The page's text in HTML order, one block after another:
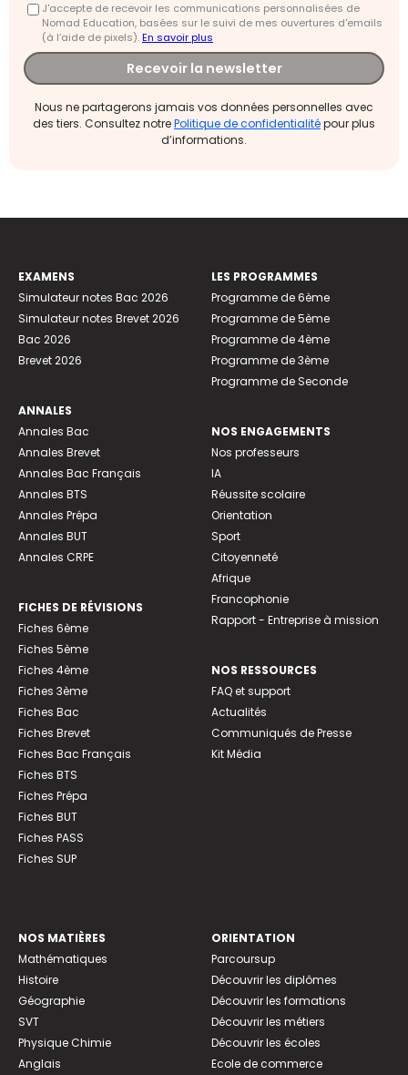
J'accepte de recevoir les communications personnalisées de
Nomad Education, basées sur le suivi de mes ouvertures d'emails
(à l’aide de pixels).En savoir plus
Recevoir la newsletter
Nous ne partagerons jamais vos données personnelles avec
des tiers. Consultez notrePolitique de confidentialitépour plus
d’informations.
EXAMENS
Simulateur notes Bac 2026
Simulateur notes Brevet 2026
Bac 2026
Brevet 2026
ANNALES
Annales Bac
Annales Brevet
Annales Bac Français
Annales BTS
Annales Prépa
Annales BUT
Annales CRPE
FICHES DE RÉVISIONS
Fiches 6ème
Fiches 5ème
Fiches 4ème
Fiches 3ème
Fiches Bac
Fiches Brevet
Fiches Bac Français
Fiches BTS
Fiches Prépa
Fiches BUT
Fiches PASS
Fiches SUP
LES PROGRAMMES
Programme de 6ème
Programme de 5ème
Programme de 4ème
Programme de 3ème
Programme de Seconde
NOS ENGAGEMENTS
Nos professeurs
IA
Réussite scolaire
Orientation
Sport
Citoyenneté
Afrique
Francophonie
Rapport - Entreprise à mission
NOS RESSOURCES
FAQ et support
Actualités
Communiqués de Presse
Kit Média
NOS MATIÈRES
Mathématiques
Histoire
Géographie
SVT
Physique Chimie
Anglais
ORIENTATION
Parcoursup
Découvrir les diplômes
Découvrir les formations
Découvrir les métiers
Découvrir les écoles
Ecole de commerce